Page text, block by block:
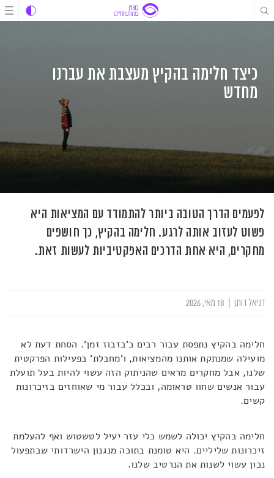
דלג
לתוכן
דלג
דלג
כיצד חלימה בהקיץ מעצבת את עברנו
מחדש
לפעמים הדרך הטובה ביותר להתמודד עם המציאות היא
פשוט לעזוב אותה לרגע. חלימה בהקיץ, כך חושפים
מחקרים, היא אחת הדרכים האפקטיביות לעשות זאת.
דניאל דותן
חלימה בהקיץ נתפסת עבור רבים כ'בזבוז זמן'. הסחת דעת לא
מועילה שמנתקת אותנו מהמציאות, ו'מחבלת' בפעילות הפרקטית
שלנו, אבל מחקרים מראים שהניתוק הזה עשוי להיות בעל תועלת
עבור אנשים שחוו טראומה, ובכלל עבור מי שאוחזים בזיכרונות
קשים.
חלימה בהקיץ יכולה לשמש כלי עזר יעיל לטשטוש ואף להעלמת
זיכרונות שליליים. היא טומנת בתוכה מנגנון הישרדותי שבתפעול
נכון עשוי לשנות את הנרטיב שלנו.